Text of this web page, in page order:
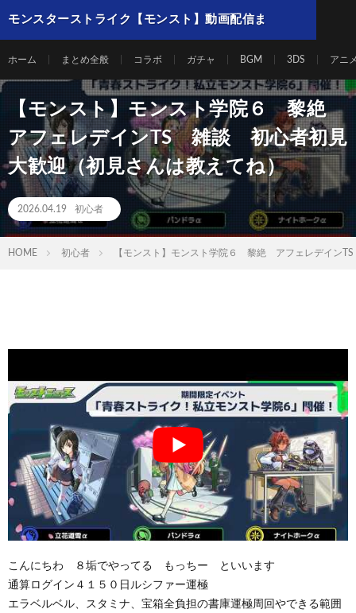
モンスターストライク【モンスト】動画配信ま
ホーム まとめ全般 コラボ ガチャ BGM 3DS アニ
【モンスト】モンスト学院６ 黎絶
アフェレデインTS 雑談 初心者初見
大歓迎（初見さんは教えてね）
2026.04.19 初心者
HOME 初心者 【モンスト】モンスト学院６ 黎絶 アフェレデイン
こんにちわ ８垢でやってる もっちー といいます
通算ログイン４１５０日ルシファー運極
エラベルベル、スタミナ、宝箱全負担の書庫運極周回やできる範囲